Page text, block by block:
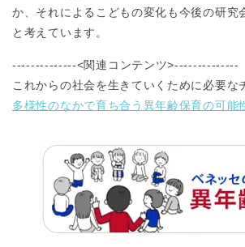
か、それによるこどもの変化も今後の研究
と考えています。
--------------<関連コンテンツ>--------------
これからの社会を生きていくために必要な
多様性のなかで育ち合う異年齢保育の可能